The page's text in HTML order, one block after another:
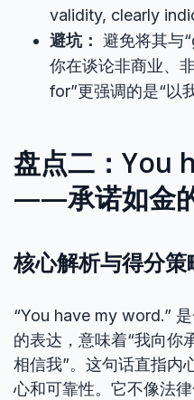
validity, clearly
避坑： 避免将其与
你在谈论非商业、
for”更强调的是“以
盘点二：You
——承诺如金
核心解析与得分策
“You have my word.”
的表达，意味着“我向你
相信我”。这句话直指内
心和可靠性。它不像法